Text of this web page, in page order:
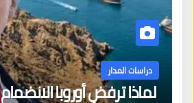
دراسات المدار
لماذا ترفض أوروبا